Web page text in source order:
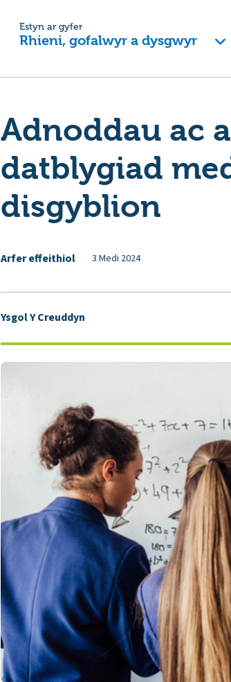
Estyn ar gyfer
Rhieni, gofalwyr a dysgwyr
Adnoddau ac
datblygiad
disgyblion
Arfer effeithiol 3 Medi 2024
Ysgol Y Creuddyn